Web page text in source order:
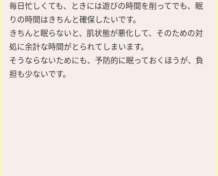
毎日忙しくても、ときには遊びの時間を削ってでも、眠
りの時間はきちんと確保したいです。
きちんと眠らないと、肌状態が悪化して、そのための対
処に余計な時間がとられてしまいます。
そうならないためにも、予防的に眠っておくほうが、負
担も少ないです。